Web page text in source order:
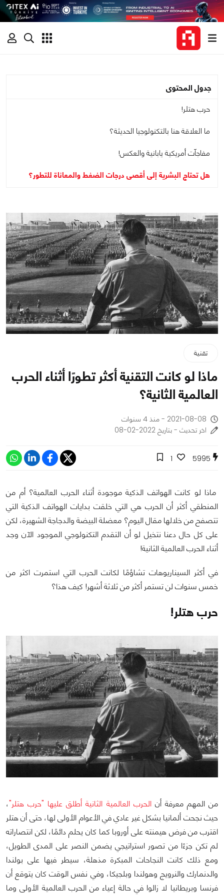
جدول المحتوى
حرب هتلر!
ما العلاقة هنا بالتكنولوجيا الحديثة؟
مفاجآت أمريكية يابانية والعكس!
هل تحتاج البشرية إلى أقصى درجات الضغط والمعاناة للتطور؟
تقنية
ماذا لو كانت التقنية أكثر تطورًا أثناء الحرب
العالمية الثانية؟
2021-08-08 - منذ 4 سنوات
اخر تحديث - بتاريخ 2022-02-08
5995
1
ماذا لو كانت الهواتف الذكية موجودة أثناء الحرب العالمية؟ أم من
المنطقي أكثر أن الحرب هي التي خلقت بدايات الهواتف الذكية التي
تتصفح من خلالها مقال اليوم؟ معضلة البيضة والدجاجة الشهيرة، لكن
على كل حال دعنا نتخيل لو أن التقدم التكنولوجي الموجود الآن وجد
أثناء الحرب العالمية الثانية!
في أكثر السيناريوهات تشاؤمًا لكانت الحرب التي استمرت اكثر من
خمس سنوات لن تستمر أكثر من ثلاثة أشهر! كيف هذا؟
حرب هتلر!
من المهم معرفة أن الحرب العالمية الثانية أطلق عليها "حرب هتلر"،
حيث نجحت ألمانيا بشكل غير عادي في الأعوام الأولى لها، حتى أن هتلر
اقترب من فرض هيمنته على أوروبا كما كان يحلم دائمًا، لكن انتصاراته
لم تكن جزءًا من تصور استراتيجي يضمن النصر على المدى الطويل،
ومع ذلك كانت النجاحات المبكرة مذهلة، سيطر فيها على بولندا
والدنمارك والنرويج وهولندا وبلجيكا، وفي نفس الوقت كان يتوقع أن
فرنسا وبريطانيا لا زالوا في حالة إعياء من الحرب العالمية الأولى وما